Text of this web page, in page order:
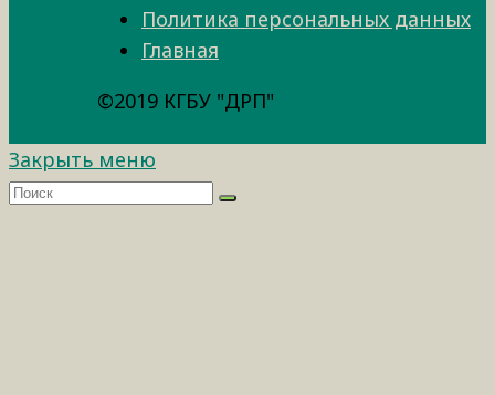
Политика персональных данных
Главная
©2019 КГБУ "ДРП"
Закрыть меню